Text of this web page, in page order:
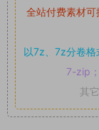
全站付费素材可
以7z、7z分卷格
7-zip
其